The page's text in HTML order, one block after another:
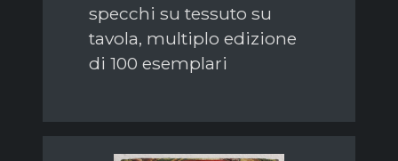
specchi su tessuto su
tavola, multiplo edizione
di 100 esemplari